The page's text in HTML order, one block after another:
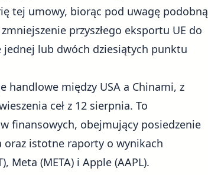
tej umowy, biorąc pod uwagę podobną
przyszłego eksportu UE do
jednej lub dwóch dziesiątych punktu
handlowe między USA a Chinami, z
ceł z 12 sierpnia. To
finansowych, obejmujący posiedzenie
oraz istotne raporty o wynikach
, Meta (META) i Apple (AAPL).